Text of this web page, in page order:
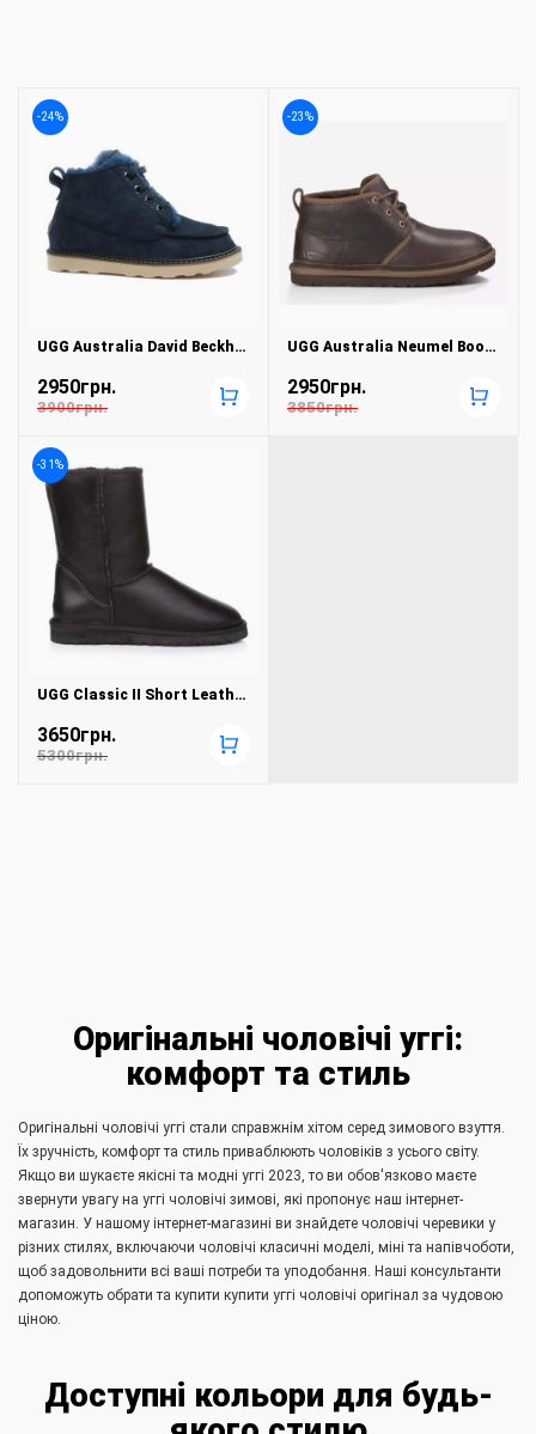
-24%
UGG Australia David Beckham Boot Navy
2950грн.
3900грн. +
-23%
UGG Australia Neumel Boot China Tea
2950грн.
3850грн. +
-31%
UGG Classic II Short Leather Black
3650грн.
5300грн. +
Оригінальні чоловічі уггі:
комфорт та стиль
Оригінальні чоловічі уггі стали справжнім хітом серед зимового взуття.
Їх зручність, комфорт та стиль приваблюють чоловіків з усього світу.
Якщо ви шукаєте якісні та модні уггі 2023, то ви обов'язково маєте
звернути увагу на уггі чоловічі зимові, які пропонує наш інтернет-
магазин. У нашому інтернет-магазині ви знайдете чоловічі черевики у
різних стилях, включаючи чоловічі класичні моделі, міні та напівчоботи,
щоб задовольнити всі ваші потреби та уподобання. Наші консультанти
допоможуть обрати та купити купити уггі чоловічі оригінал за чудовою
ціною.
Доступні кольори для будь-